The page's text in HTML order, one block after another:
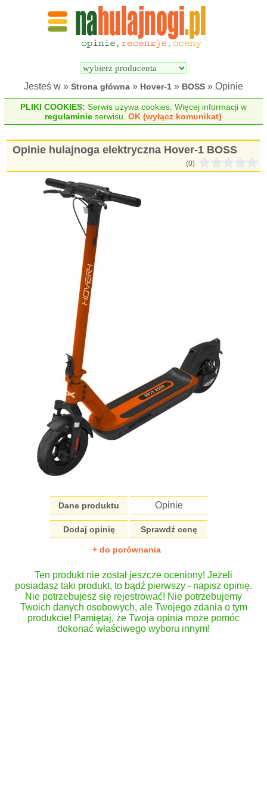
Wyszukiwarka
elektrycznych
Jesteś w » Strona główna » Hover-1 » BOSS » Opinie
PLIKI COOKIES: Serwis używa cookies. Więcej informacji w
regulaminie serwisu.OK (wyłącz komunikat)
Opinie hulajnoga elektryczna Hover-1 BOSS
(0)
Dane produktu Opinie
Dodaj opinię Sprawdź cenę
+ do porównania
Ten produkt nie został jeszcze oceniony! Jeżeli
posiadasz taki produkt, to bądź pierwszy - napisz opinię.
Nie potrzebujesz się rejestrować! Nie potrzebujemy
Twoich danych osobowych, ale Twojego zdania o tym
produkcie! Pamiętaj, że Twoja opinia może pomóc
dokonać właściwego wyboru innym!